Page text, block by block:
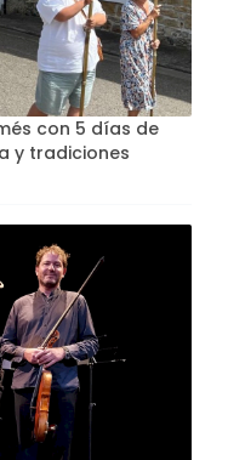
con 5 días de
y tradiciones